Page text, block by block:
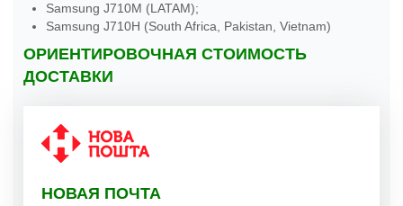
Samsung J710M (LATAM);
Samsung J710H (South Africa, Pakistan, Vietnam)
ОРИЕНТИРОВОЧНАЯ СТОИМОСТЬ
ДОСТАВКИ
НОВАЯ ПОЧТА